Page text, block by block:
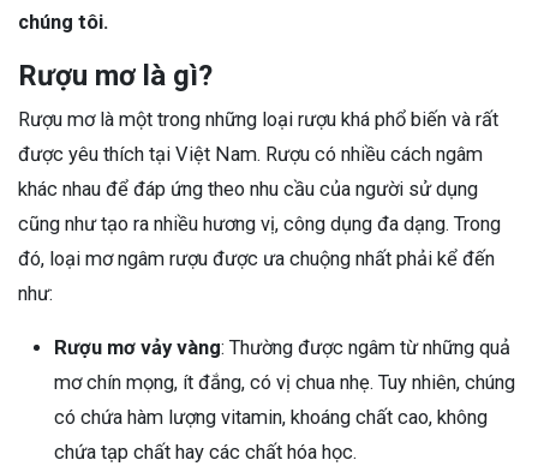
chúng tôi.
Rượu mơ là gì?
Rượu mơ là một trong những loại rượu khá phổ biến và rất
được yêu thích tại Việt Nam. Rượu có nhiều cách ngâm
khác nhau để đáp ứng theo nhu cầu của người sử dụng
cũng như tạo ra nhiều hương vị, công dụng đa dạng. Trong
đó, loại mơ ngâm rượu được ưa chuộng nhất phải kể đến
như:
Rượu mơ vảy vàng: Thường được ngâm từ những quả
mơ chín mọng, ít đắng, có vị chua nhẹ. Tuy nhiên, chúng
có chứa hàm lượng vitamin, khoáng chất cao, không
chứa tạp chất hay các chất hóa học.